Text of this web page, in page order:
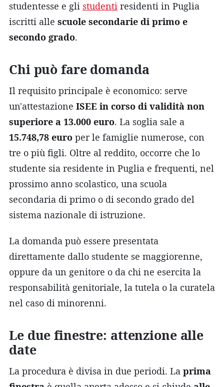
studentesse e gli studenti residenti in Puglia
iscritti alle scuole secondarie di primo e
secondo grado.
Chi può fare domanda
Il requisito principale è economico: serve
un'attestazione ISEE in corso di validità non
superiore a 13.000 euro. La soglia sale a
15.748,78 euro per le famiglie numerose, con
tre o più figli. Oltre al reddito, occorre che lo
studente sia residente in Puglia e frequenti, nel
prossimo anno scolastico, una scuola
secondaria di primo o di secondo grado del
sistema nazionale di istruzione.
La domanda può essere presentata
direttamente dallo studente se maggiorenne,
oppure da un genitore o da chi ne esercita la
responsabilità genitoriale, la tutela o la curatela
nel caso di minorenni.
Le due finestre: attenzione alle
date
La procedura è divisa in due periodi. La prima